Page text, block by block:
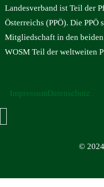
Landesverband ist Teil der
Österreichs (PPÖ). Die PPÖ
Mitgliedschaft in den
WOSM Teil der weltweiten
ImpressumDatenschutz
©